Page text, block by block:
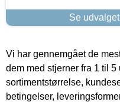
Se
Vi har gennemgået de
dem med stjerner fra 1 til
sortimentstørrelse,
betingelser,